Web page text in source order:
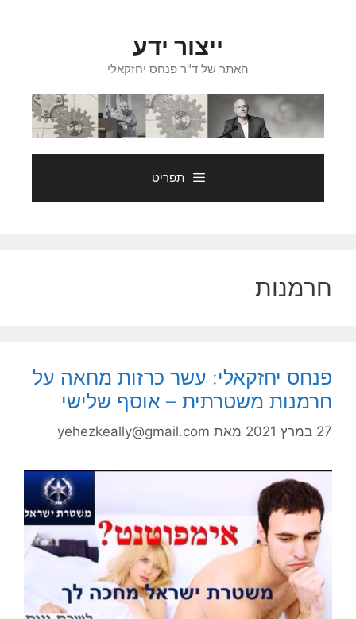
ייצור ידע
האתר של ד"ר פנחס יחזקאלי
תפריט
חרמנות
פנחס יחזקאלי: עשר כרזות מחאה על
חרמנות משטרתית – אוסף שלישי
27 במרץ 2021 מאת yehezkeally@gmail.com